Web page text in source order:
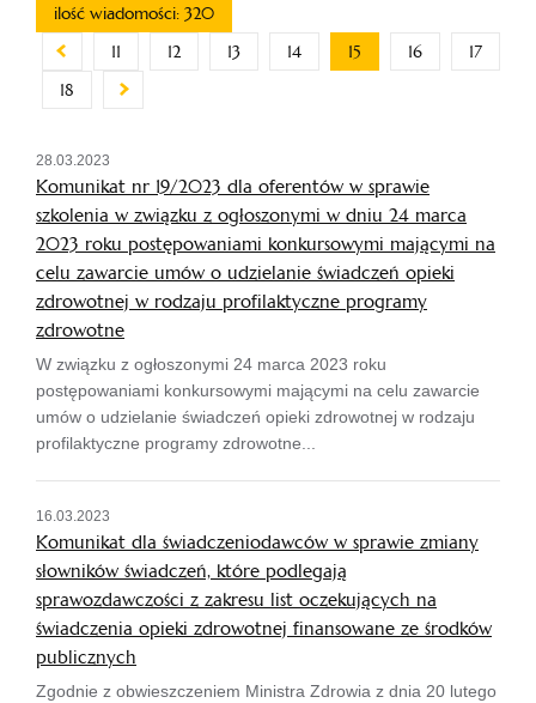
ilość wiadomości: 320
11
12 13 14 15 16
17
18
28.03.2023
Komunikat nr 19/2023 dla oferentów w sprawie
szkolenia w związku z ogłoszonymi w dniu 24 marca
2023 roku postępowaniami konkursowymi mającymi na
celu zawarcie umów o udzielanie świadczeń opieki
zdrowotnej w rodzaju profilaktyczne programy
zdrowotne
W związku z ogłoszonymi 24 marca 2023 roku
postępowaniami konkursowymi mającymi na celu zawarcie
umów o udzielanie świadczeń opieki zdrowotnej w rodzaju
profilaktyczne programy zdrowotne...
16.03.2023
Komunikat dla świadczeniodawców w sprawie zmiany
słowników świadczeń, które podlegają
sprawozdawczości z zakresu list oczekujących na
świadczenia opieki zdrowotnej finansowane ze środków
publicznych
Zgodnie z obwieszczeniem Ministra Zdrowia z dnia 20 lutego